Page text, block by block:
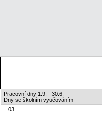
Pracovní dny 1.9. - 30.6.
Dny se školním vyučováním
03